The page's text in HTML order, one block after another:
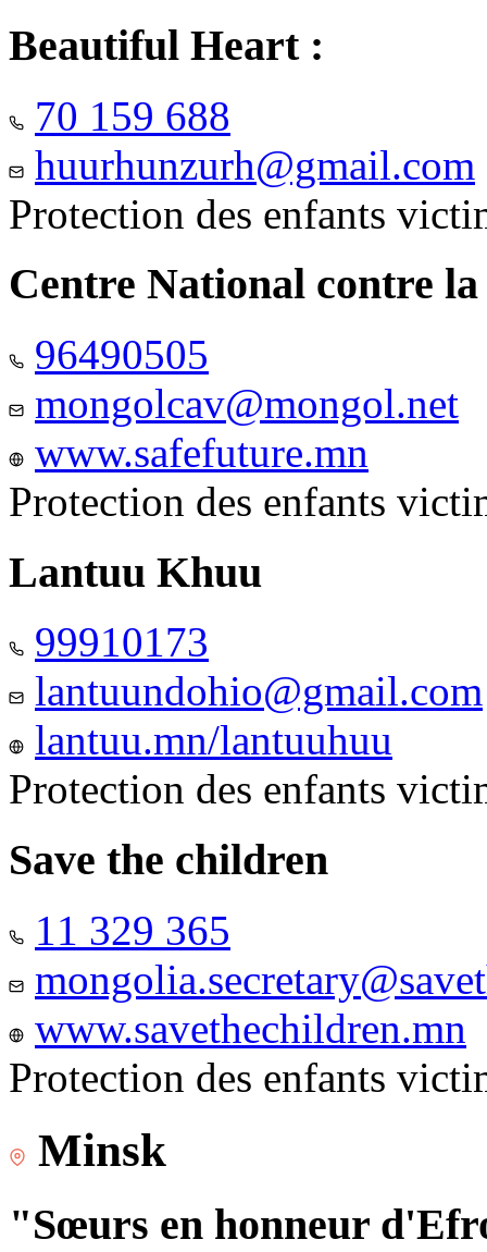
Beautiful Heart :
70 159 688
huurhunzurh@gmail.com
Protection des enfants
Centre National contre la
96490505
mongolcav@mongol.net
www.safefuture.mn
Protection des enfants
Lantuu Khuu
99910173
lantuundohio@gmail.com
lantuu.mn/lantuuhuu
Protection des enfants
Save the children
11 329 365
www.savethechildren.mn
Protection des enfants
Minsk
"Sœurs en honneur